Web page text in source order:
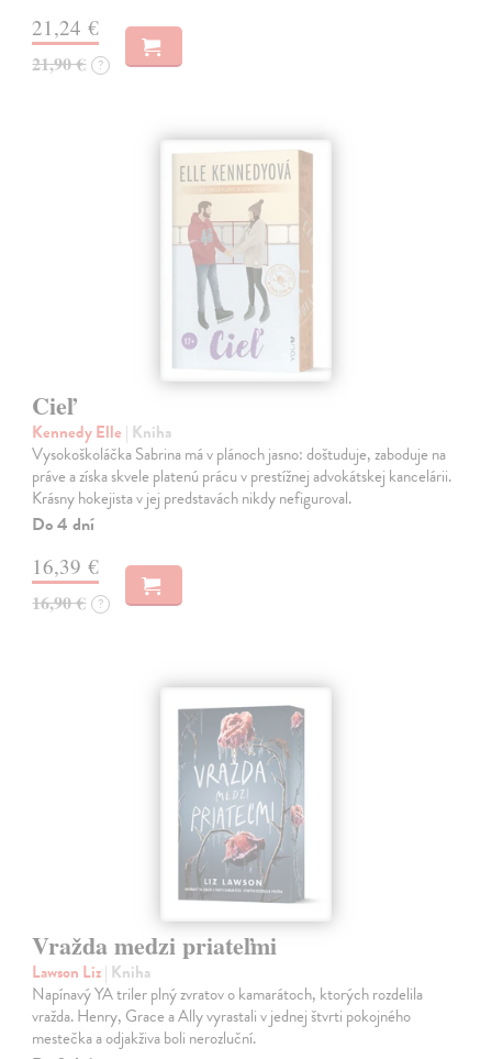
21,24 €
21,90 € ?
Cieľ
Kennedy Elle | Kniha
Vysokoškoláčka Sabrina má v plánoch jasno: doštuduje, zaboduje na
práve a získa skvele platenú prácu v prestížnej advokátskej kancelárii.
Krásny hokejista v jej predstavách nikdy nefiguroval.
Do 4 dní
16,39 €
16,90 € ?
Vražda medzi priateľmi
Lawson Liz| Kniha
Napínavý YA triler plný zvratov o kamarátoch, ktorých rozdelila
vražda. Henry, Grace a Ally vyrastali v jednej štvrti pokojného
mestečka a odjakživa boli nerozluční.